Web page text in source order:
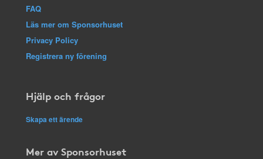
FAQ
Läs mer om Sponsorhuset
Privacy Policy
Registrera ny förening
Hjälp och frågor
Skapa ett ärende
Mer av Sponsorhuset